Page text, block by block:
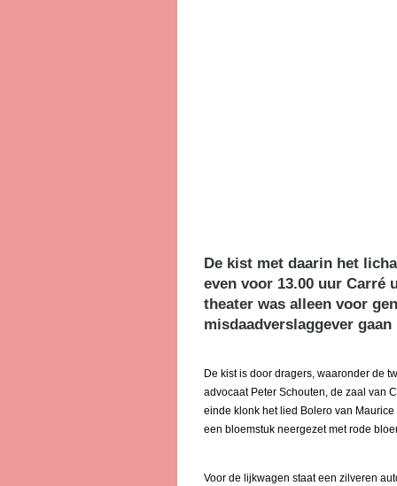
De kist met daarin het
even voor 13.00 uur Carré
theater was alleen voor
misdaadverslaggever
De kist is door dragers, waaronder de
advocaat Peter Schouten, de zaal van
einde klonk het lied Bolero van
een bloemstuk neergezet met rode
Voor de lijkwagen staat een zilveren